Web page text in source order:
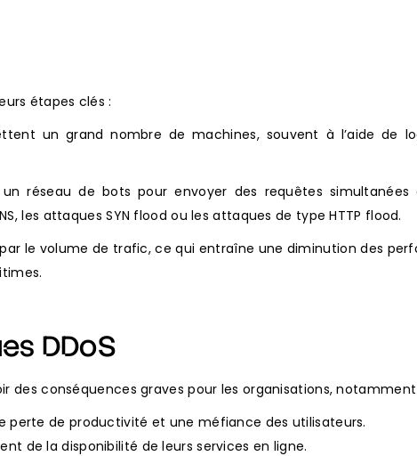
étapes clés :
un grand nombre de machines, souvent à l’aide de
réseau de bots pour envoyer des requêtes
les attaques SYN flood ou les attaques de type HTTP flood.
le volume de trafic, ce qui entraîne une diminution des
DDoS
des conséquences graves pour les organisations, notamment
perte de productivité et une méfiance des utilisateurs.
de la disponibilité de leurs services en ligne.